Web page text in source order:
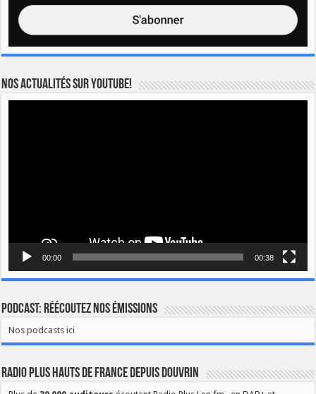
Nos actualités sur YOUTUBE!
00:00 00:38
Podcast: Réécoutez nos émissions
Nos podcasts ici
Radio Plus Hauts de France depuis Douvrin